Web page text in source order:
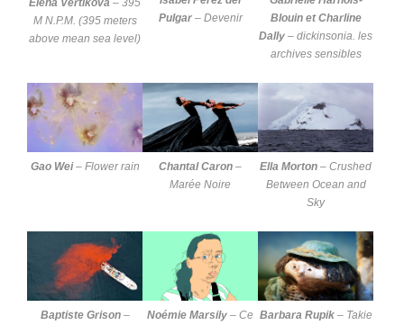
Elena Vertikova –395
M N.P.M. (395 meters
above mean sea level)
Pulgar– Devenir
Blouin et Charline
Dally –dickinsonia. les
archives sensibles
Gao Wei– Flower rain Chantal Caron –
Marée Noire
Ella Morton –Crushed
Between Ocean and
Sky
Baptiste Grison–
Noémie Marsily –Ce Barbara Rupik– Takie